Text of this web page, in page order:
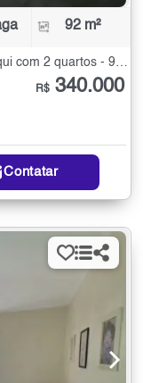
92 m²
R$ 340.000
Contatar